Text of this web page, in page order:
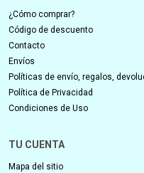
¿Cómo comprar?
Código de descuento
Contacto
Envíos
Políticas de envío, regalos,
Política de Privacidad
Condiciones de Uso
TU CUENTA
Mapa del sitio